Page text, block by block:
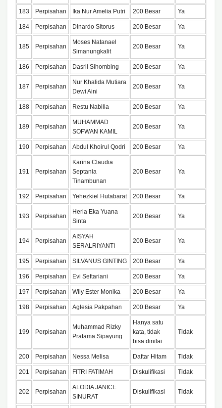
183 Perpisahan Ika Nur Amelia Putri 200 Besar Ya
184 Perpisahan Dinardo Sitorus 200 Besar Ya
185 Perpisahan
Moses Natanael
Simanungkalit
200 Besar Ya
186 Perpisahan Dasril Sihombing 200 Besar Ya
187 Perpisahan
Nur Khalida Mutiara
Dewi Aini
200 Besar Ya
188 Perpisahan Restu Nabilla 200 Besar Ya
189 Perpisahan
MUHAMMAD
SOFWAN KAMIL
200 Besar Ya
190 Perpisahan Abdul Khoirul Qodri 200 Besar Ya
191 Perpisahan
Karina Claudia
Septania
Tinambunan
200 Besar Ya
192 Perpisahan Yehezkiel Hutabarat 200 Besar Ya
193 Perpisahan
Herla Eka Yuana
Sinta
200 Besar Ya
194 Perpisahan
AISYAH
SERALRIYANTI
200 Besar Ya
195 Perpisahan SILVANUS GINTING 200 Besar Ya
196 Perpisahan Evi Seftariani 200 Besar Ya
197 Perpisahan Wily Ester Monika 200 Besar Ya
198 Perpisahan Aglesia Pakpahan 200 Besar Ya
199 Perpisahan
Muhammad Rizky
Pratama Sipayung
Hanya satu
kata, tidak
bisa dinilai
Tidak
200 Perpisahan Nessa Melisa Daftar Hitam Tidak
201 Perpisahan FITRI FATIMAH Diskulifikasi Tidak
202 Perpisahan
ALODIA JANICE
SINURAT
Diskulifikasi Tidak